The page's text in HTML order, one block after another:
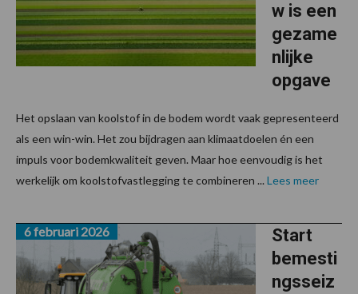
w is een
gezame
nlijke
opgave
Het opslaan van koolstof in de bodem wordt vaak gepresenteerd
als een win-win. Het zou bijdragen aan klimaatdoelen én een
impuls voor bodemkwaliteit geven. Maar hoe eenvoudig is het
werkelijk om koolstofvastlegging te combineren ... Lees meer
Start
bemesti
ngsseiz
6 februari 2026